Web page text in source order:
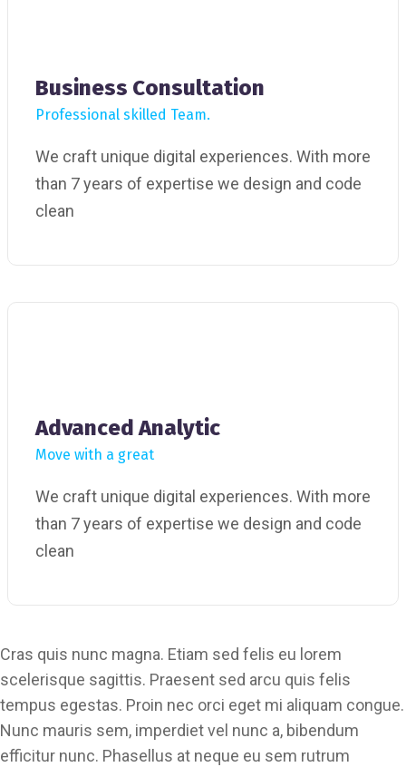
Business Consultation
Professional skilled Team.
We craft unique digital experiences. With more
than 7 years of expertise we design and code
clean
Advanced Analytic
Move with a great
We craft unique digital experiences. With more
than 7 years of expertise we design and code
clean
Cras quis nunc magna. Etiam sed felis eu lorem
scelerisque sagittis. Praesent sed arcu quis felis
tempus egestas. Proin nec orci eget mi aliquam congue.
Nunc mauris sem, imperdiet vel nunc a, bibendum
efficitur nunc. Phasellus at neque eu sem rutrum